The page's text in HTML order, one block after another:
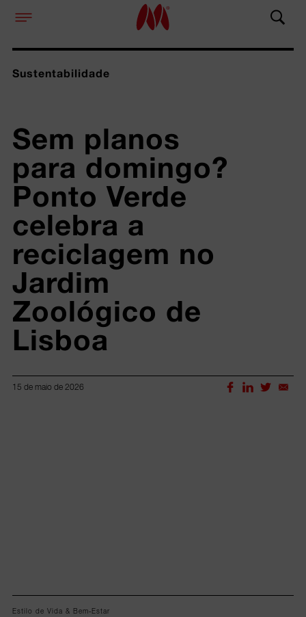
Sustentabilidade
Sem planos
para domingo?
Ponto Verde
celebra a
reciclagem no
Jardim
Zoológico de
Lisboa
15 de maio de 2026
Estilo de Vida & Bem-Estar